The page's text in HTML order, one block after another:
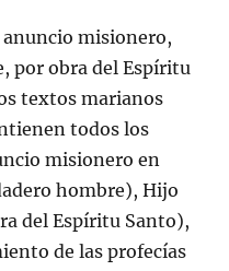
misionero,
por obra del Espí­ritu
textos marianos
todos los
misionero en
hombre), Hijo
del Espí­ritu Santo),
de las profecí­as